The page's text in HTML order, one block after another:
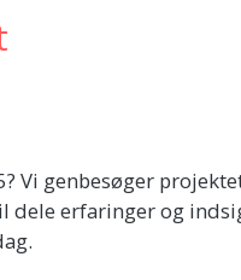
Vi genbesøger
dele erfaringer og